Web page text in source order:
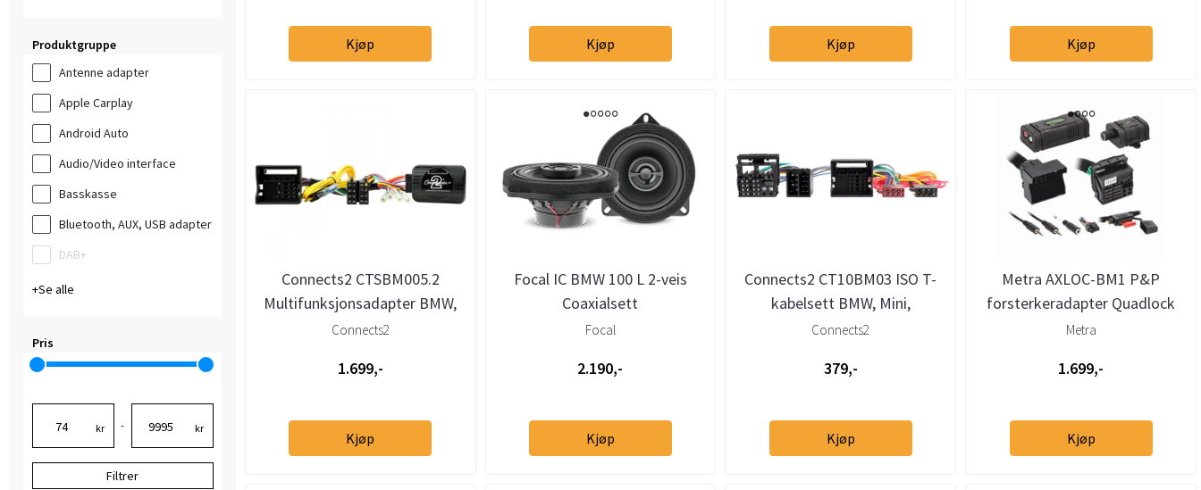
Produktgruppe
Antenne adapter
Apple Carplay
Android Auto
Audio/Video interface
Basskasse
Bluetooth, AUX, USB adapter
DAB+
Se alle
Pris
kr - kr
Filtrer
Kjøp Kjøp Kjøp Kjøp
Connects2 CTSBM005.2
Multifunksjonsadapter BMW,
Mini (2005-->) m/Quadlock
Connects2
1.699,-
Kjøp
Focal IC BMW 100 L 2-veis
Coaxialsett
Focal
2.190,-
Kjøp
Connects2 CT10BM03 ISO T-
kabelsett BMW, Mini,
Mercedes, Volkswagen,
Connects2
379,-
Kjøp
Metra AXLOC-BM1 P&P
forsterkeradapter Quadlock
(2000–2019) u/aktivt system
Metra
1.699,-
Kjøp